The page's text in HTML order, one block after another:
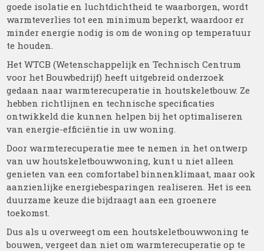
goede isolatie en luchtdichtheid te waarborgen, wordt
warmteverlies tot een minimum beperkt, waardoor er
minder energie nodig is om de woning op temperatuur
te houden.
Het WTCB (Wetenschappelijk en Technisch Centrum
voor het Bouwbedrijf) heeft uitgebreid onderzoek
gedaan naar warmterecuperatie in houtskeletbouw. Ze
hebben richtlijnen en technische specificaties
ontwikkeld die kunnen helpen bij het optimaliseren
van energie-efficiëntie in uw woning.
Door warmterecuperatie mee te nemen in het ontwerp
van uw houtskeletbouwwoning, kunt u niet alleen
genieten van een comfortabel binnenklimaat, maar ook
aanzienlijke energiebesparingen realiseren. Het is een
duurzame keuze die bijdraagt aan een groenere
toekomst.
Dus als u overweegt om een houtskeletbouwwoning te
bouwen, vergeet dan niet om warmterecuperatie op te